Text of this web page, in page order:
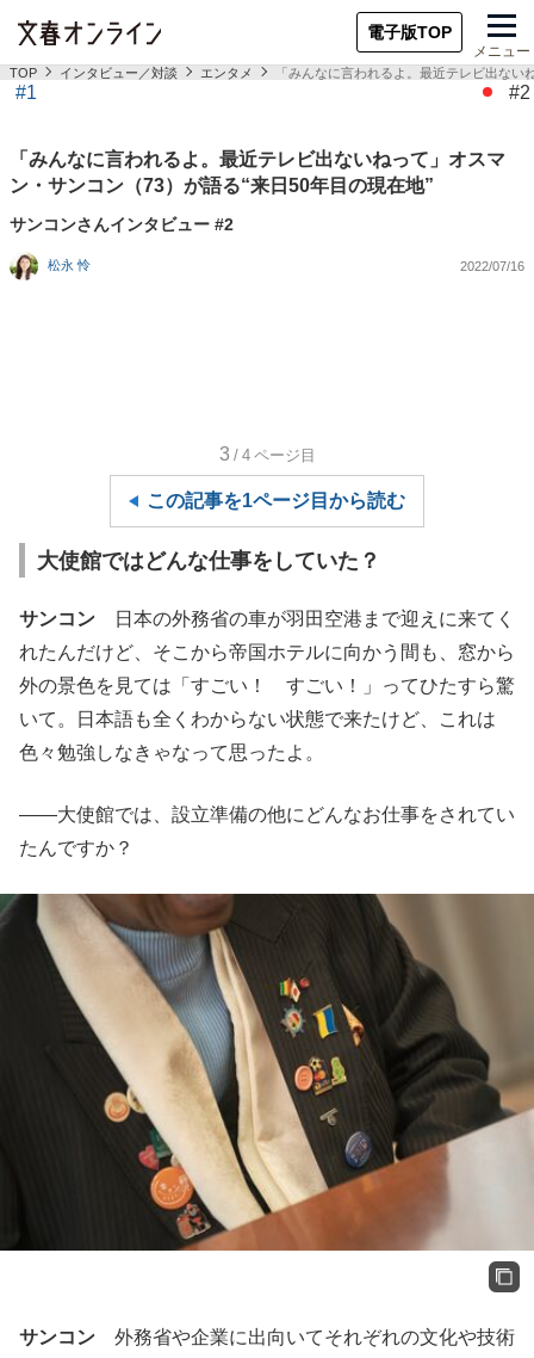
電子版TOP
メニュー
TOP インタビュー／対談 エンタメ 「みんなに言われるよ。最近テレビ出な
#1 #2
「みんなに言われるよ。最近テレビ出ないねって」オスマ
ン・サンコン（73）が語る“来日50年目の現在地”
サンコンさんインタビュー #2
松永 怜 2022/07/16
3 /4 ページ目
この記事を1ページ目から読む
大使館ではどんな仕事をしていた？
サンコン 日本の外務省の車が羽田空港まで迎えに来てく
れたんだけど、そこから帝国ホテルに向かう間も、窓から
外の景色を見ては「すごい！ すごい！」ってひたすら驚
いて。日本語も全くわからない状態で来たけど、これは
色々勉強しなきゃなって思ったよ。
――大使館では、設立準備の他にどんなお仕事をされてい
たんですか？
サンコン 外務省や企業に出向いてそれぞれの文化や技術